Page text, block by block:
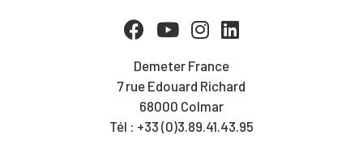
Demeter France
7 rue Edouard Richard
68000 Colmar
Tél : +33 (0)3.89.41.43.95